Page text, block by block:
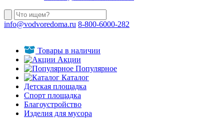
info@vodvoredoma.ru 8-800-6000-282
Товары в наличии
Акции
Популярное
Каталог
Детская площадка
Спорт площадка
Благоустройство
Изделия для мусора